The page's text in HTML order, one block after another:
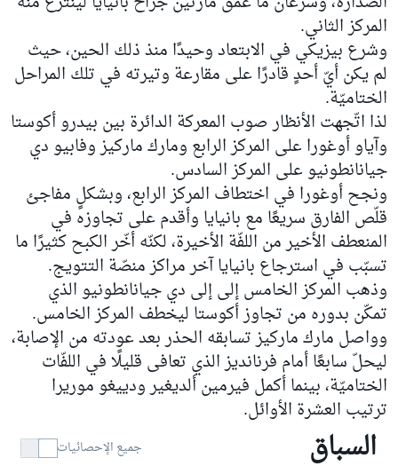
المركز الثاني.
وشرع بيزيكي في الابتعاد وحيدًا منذ ذلك الحين، حيث
لم يكن أيّ أحدٍ قادرًا على مقارعة وتيرته في تلك المراحل
الختاميّة.
لذا اتّجهت الأنظار صوب المعركة الدائرة بين بيدرو أكوستا
وآياو أوغورا على المركز الرابع ومارك ماركيز وفابيو دي
جيانانطونيو على المركز السادس.
ونجح أوغورا في اختطاف المركز الرابع، وبشكلٍ مفاجئ
قلّص الفارق سريعًا مع بانيايا وأقدم على تجاوزه في
المنعطف الأخير من اللفّة الأخيرة، لكنّه أخّر الكبح كثيرًا ما
تسبّب في استرجاع بانيايا آخر مراكز منصّة التتويج.
وذهب المركز الخامس إلى إلى دي جيانانطونيو الذي
تمكّن بدوره من تجاوز أكوستا ليخطف المركز الخامس.
وواصل مارك ماركيز تسابقه الحذر بعد عودته من الإصابة،
ليحلّ سابعًا أمام فرنانديز الذي تعافى قليلًا في اللفّات
الختاميّة، بينما أكمل فيرمين ألديغير ودييغو موريرا
ترتيب العشرة الأوائل.
السباق جميع الإحصائيات